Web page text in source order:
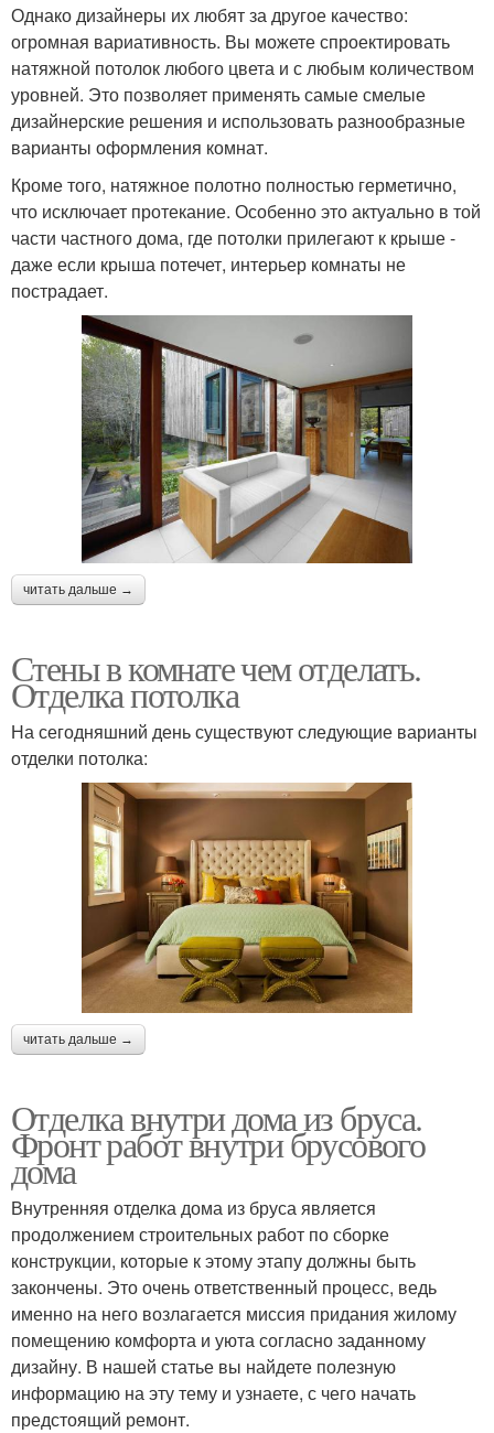
Однако дизайнеры их любят за другое качество:
огромная вариативность. Вы можете спроектировать
натяжной потолок любого цвета и с любым количеством
уровней. Это позволяет применять самые смелые
дизайнерские решения и использовать разнообразные
варианты оформления комнат.
Кроме того, натяжное полотно полностью герметично,
что исключает протекание. Особенно это актуально в той
части частного дома, где потолки прилегают к крыше -
даже если крыша потечет, интерьер комнаты не
пострадает.
читать дальше →
Стены в комнате чем отделать.
Отделка потолка
На сегодняшний день существуют следующие варианты
отделки потолка:
читать дальше →
Отделка внутри дома из бруса.
Фронт работ внутри брусового
дома
Внутренняя отделка дома из бруса является
продолжением строительных работ по сборке
конструкции, которые к этому этапу должны быть
закончены. Это очень ответственный процесс, ведь
именно на него возлагается миссия придания жилому
помещению комфорта и уюта согласно заданному
дизайну. В нашей статье вы найдете полезную
информацию на эту тему и узнаете, с чего начать
предстоящий ремонт.